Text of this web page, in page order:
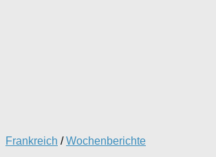
Frankreich /Wochenberichte